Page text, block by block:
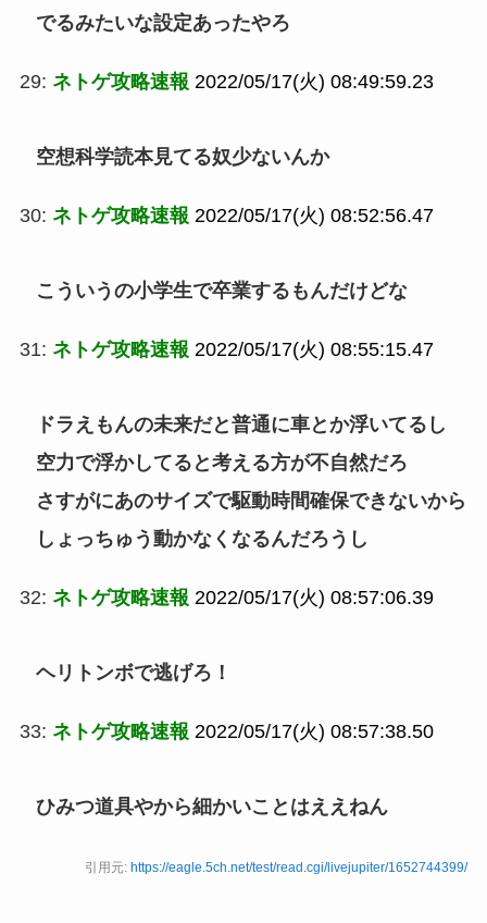
でるみたいな設定あったやろ
29: ネトゲ攻略速報 2022/05/17(火) 08:49:59.23
空想科学読本見てる奴少ないんか
30: ネトゲ攻略速報 2022/05/17(火) 08:52:56.47
こういうの小学生で卒業するもんだけどな
31: ネトゲ攻略速報 2022/05/17(火) 08:55:15.47
ドラえもんの未来だと普通に車とか浮いてるし
空力で浮かしてると考える方が不自然だろ
さすがにあのサイズで駆動時間確保できないから
しょっちゅう動かなくなるんだろうし
32: ネトゲ攻略速報 2022/05/17(火) 08:57:06.39
ヘリトンボで逃げろ！
33: ネトゲ攻略速報 2022/05/17(火) 08:57:38.50
ひみつ道具やから細かいことはええねん
引用元:https://eagle.5ch.net/test/read.cgi/livejupiter/1652744399/